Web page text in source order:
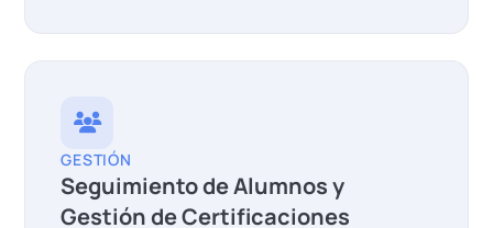
GESTIÓN
Seguimiento de Alumnos y
Gestión de Certificaciones